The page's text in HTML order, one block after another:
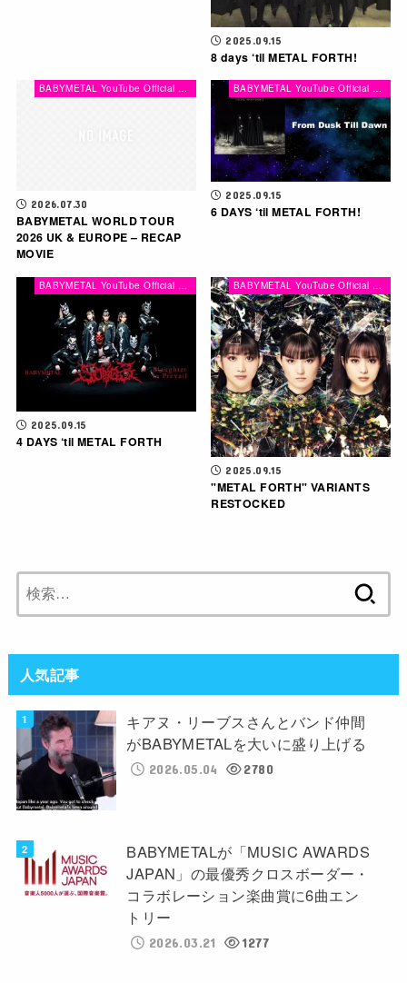
2025.09.15
8 days ‘til METAL FORTH!
BABYMETAL YouTube Official Channel
2026.07.30
BABYMETAL WORLD TOUR
2026 UK & EUROPE – RECAP
MOVIE
BABYMETAL YouTube Official Channel
2025.09.15
6 DAYS ‘til METAL FORTH!
BABYMETAL YouTube Official Channel
2025.09.15
4 DAYS ‘til METAL FORTH
BABYMETAL YouTube Official Channel
2025.09.15
"METAL FORTH" VARIANTS
RESTOCKED
索:
人気記事
キアヌ・リーブスさんとバンド仲間
がBABYMETALを大いに盛り上げる
2026.05.04 2780
BABYMETALが「MUSIC AWARDS
JAPAN」の最優秀クロスボーダー・
コラボレーション楽曲賞に6曲エン
トリー
2026.03.21 1277